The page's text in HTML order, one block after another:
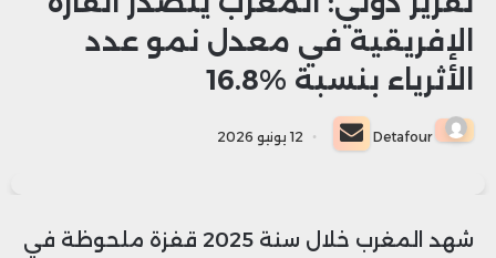
الإفريقية في معدل نمو عدد
الأثرياء بنسبة %16.8
Detafour
أرسل
بريدا
12 يونيو 2026
شهد المغرب خلال سنة 2025 قفزة ملحوظة في